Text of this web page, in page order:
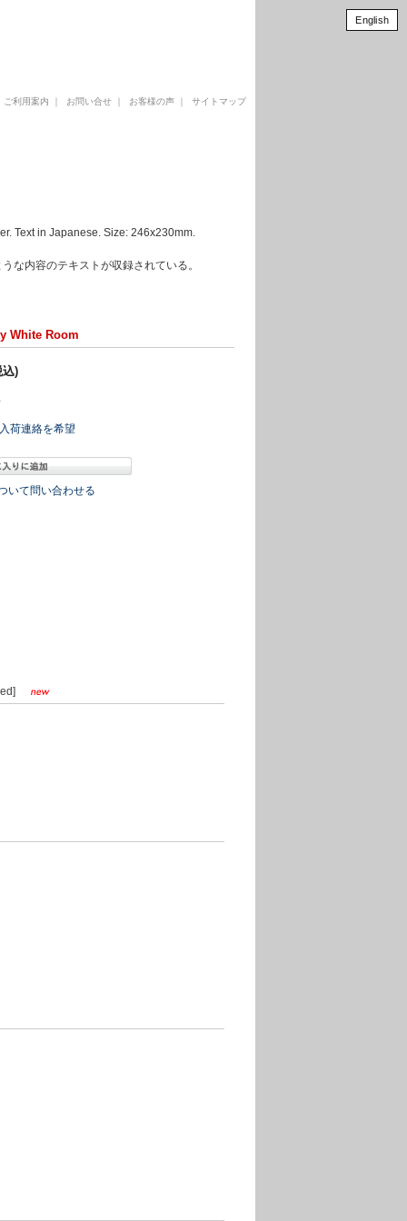
ご利用案内 お問い合せ お客様の声 サイトマップ
Text in Japanese. Size: 246x230mm.
な内容のテキストが収録されている。
White Room
込)
入荷連絡を希望
いて問い合わせる
English